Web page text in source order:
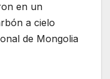
en un
a cielo
de Mongolia